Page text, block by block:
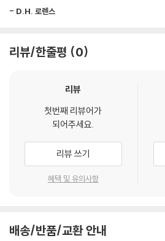
혔듯, 그녀는 ‘실제로부터 길어 올린 이야기’
엘리아스가 막달레나를 보고 첫눈에 반하게
살아가는 모습을 통해 우리는 양치기이자 농
지만, 그녀의 작품 속에서 자연은 사람만큼
절의 변화에 따른 하늘과 땅, 바다와 들판,
지, 그녀는 살아 있는 모든 크고 작은 존재들
속에서 자연은 인간의 동반자이자 때로, 인
가 하면, 시냇물이 자장가를 들려주기도 한
- D.H. 로렌스
리뷰/한줄평 0
리뷰
첫번째 리뷰어가
되어주세요.
리뷰 쓰기
혜택 및 유의사항
배송/반품/교환 안내